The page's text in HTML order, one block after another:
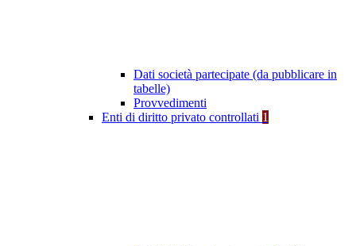
Dati società partecipate (da pubblicare in
tabelle)
Provvedimenti
Enti di diritto privato controllati 1